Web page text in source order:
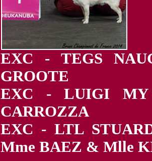
EXC - TEGS
GROOTE
EXC - LUIGI MY
CARROZZA
EXC - LTL
Mme BAEZ & Mlle